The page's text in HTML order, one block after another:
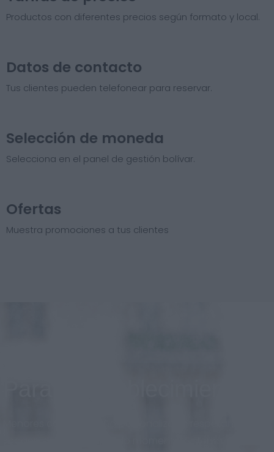
Productos con diferentes precios según formato y local.
Datos de contacto
Tus clientes pueden telefonear para reservar.
Selección de moneda
Selecciona en el panel de gestión bolívar.
Ofertas
Muestra promociones a tus clientes